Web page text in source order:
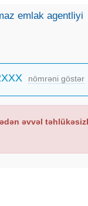
emlak agentliyi
nömrəni göstər
əvvəl